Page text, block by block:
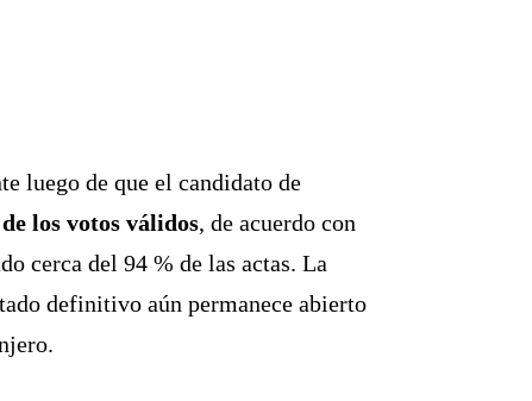
luego de que el candidato de
los votos válidos, de acuerdo con
cerca del 94 % de las actas. La
definitivo aún permanece abierto